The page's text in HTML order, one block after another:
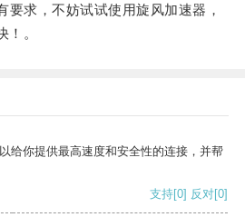
求，不妨试试使用旋风加速器，
！。
给你提供最高速度和安全性的连接，并帮
支持[0] 反对[0]